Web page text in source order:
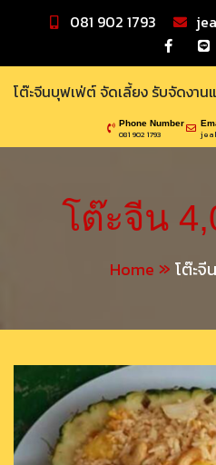
081 902 1793
โต๊ะจีนบุฟเฟ่ต์ จัดเลี้ยง รับจัดงาน
Phone Number
081 902 1793
โต๊ะจีน
Home โต๊ะ